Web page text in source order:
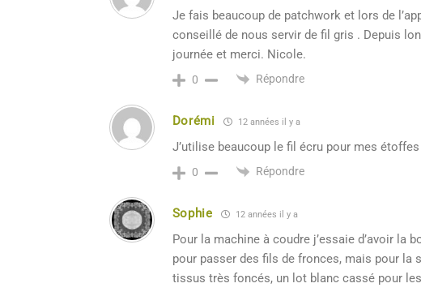
Je fais beaucoup de patchwork et lors de
conseillé de nous servir de fil gris . Depuis
journée et merci. Nicole.
0 Répondre
Dorémi 12 années il y a
J’utilise beaucoup le fil écru pour mes
0 Répondre
Sophie 12 années il y a
Pour la machine à coudre j’essaie d’avoir la
pour passer des fils de fronces, mais pour la
tissus très foncés, un lot blanc cassé pour